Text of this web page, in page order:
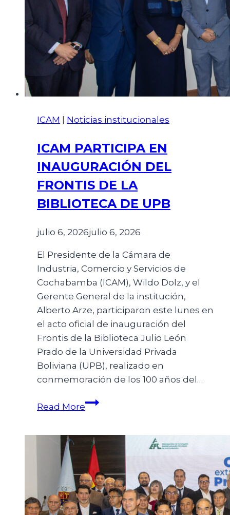
ICAM | Noticias institucionales
ICAM PARTICIPA EN
INAUGURACIÓN DEL
FRONTIS DE LA
BIBLIOTECA DE UPB
julio 6, 2026julio 6, 2026
El Presidente de la Cámara de
Industria, Comercio y Servicios de
Cochabamba (ICAM), Wildo Dolz, y el
Gerente General de la institución,
Alberto Arze, participaron este lunes en
el acto oficial de inauguración del
Frontis de la Biblioteca Julio León
Prado de la Universidad Privada
Boliviana (UPB), realizado en
conmemoración de los 100 años del…
Read More